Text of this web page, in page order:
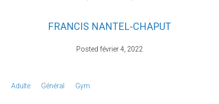
FRANCIS NANTEL-CHAPUT
Posted février 4, 2022
Adulte Général Gym